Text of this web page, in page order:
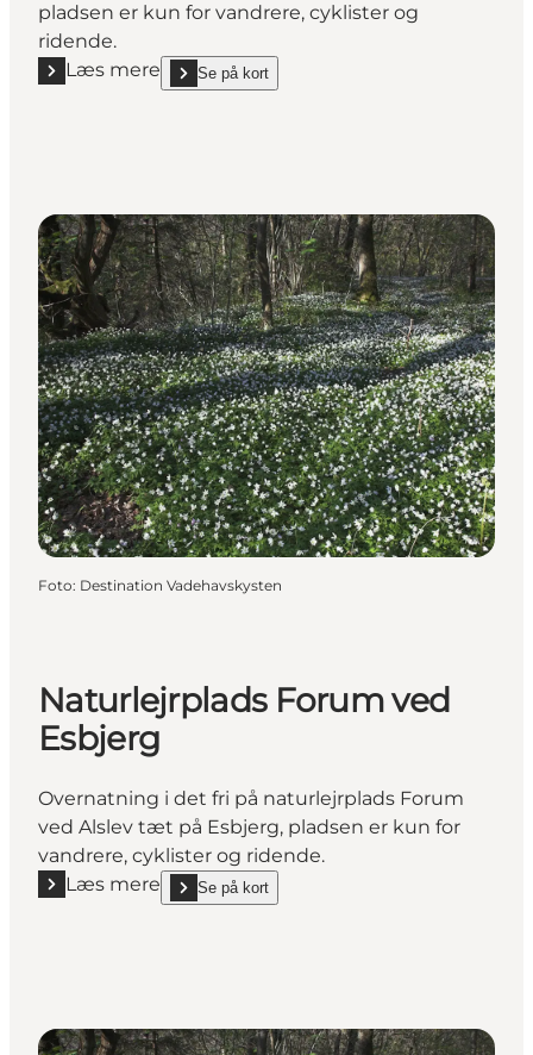
pladsen er kun for vandrere, cyklister og
ridende.
Læs mere
Læs mere "Naturlejrplads Andrup ved Esbjerg"
Se på kort
show Naturlejrplads Andrup ved Esbjerg on_map
Foto: Destination Vadehavskysten
Naturlejrplads Forum ved
Esbjerg
Overnatning i det fri på naturlejrplads Forum
ved Alslev tæt på Esbjerg, pladsen er kun for
vandrere, cyklister og ridende.
Læs mere
Læs mere "Naturlejrplads Forum ved Esbjerg"
Se på kort
show Naturlejrplads Forum ved Esbjerg on_map